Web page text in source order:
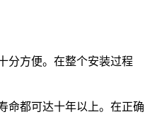
分方便。在整个安装过程
命都可达十年以上。在正确